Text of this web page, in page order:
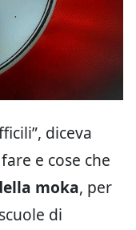
diceva
e cose che
moka, per
di